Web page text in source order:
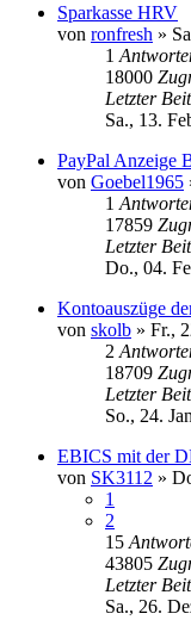
Sparkasse HRV
von ronfresh »
1
18000
Letzter
Sa., 13.
PayPal Anzeige
von Goebel1965
1
17859
Letzter
Do., 04.
Kontoauszüge
von skolb » Fr.,
2
18709
Letzter
So., 24.
EBICS mit der
von SK3112 »
1
2
15
43805
Letzter
Sa., 26.